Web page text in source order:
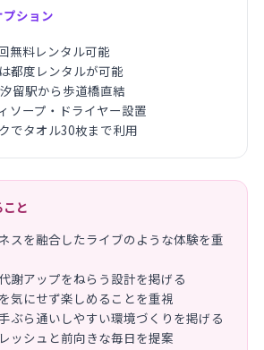
ション
無料レンタル可能
都度レンタルが可能
留駅から歩道橋直結
ソープ・ドライヤー設置
でタオル30枚まで利用
と
スを融合したライブのような体験を重
謝アップをねらう設計を掲げる
気にせず楽しめることを重視
ぶら通いしやすい環境づくりを掲げる
ッシュと前向きな毎日を提案